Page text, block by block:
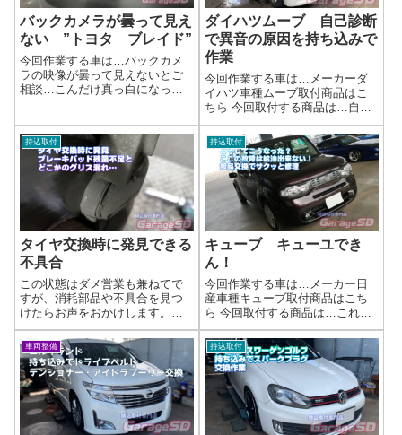
バックカメラが曇って見え
ない ”トヨタ ブレイド”
今回作業する車は…バックカメ
ラの映像が曇って見えないとご
相談…こんだけ真っ白になって
はこちら今回の商品は…トヨタ
純正かな？作業写真取り敢えず
レンズが真っ白でバック画像が
まったく見...
ダイハツムーブ 自己診断
で異音の原因を持ち込みで
作業
今回作業する車は…メーカーダ
イハツ車種ムーブ取付商品はこ
ちら 今回取付する商品は…自己
診断で持ち込みですね作業写真
交換完了作業完了持ち込みでの
車両整備はガレージＳＤにお任
せください(^^)/作業時間(目安)お
預かり作業です
持込取付
タイヤ交換時に発見できる
不具合
この状態はダメ営業も兼ねてで
すが、消耗部品や不具合を見つ
けたらお声をおかけします。車
種情報メーカー車種型式ホンダ
症状としてはホイールが油の痕
で汚れている場合は、どこかの
ブーツが破けてグリスが漏れて
いる事を疑いましょう( ﾟДﾟ)回転
する部分...
持込取付
キューブ キューユでき
ん！
今回作業する車は…メーカー日
産車種キューブ取付商品はこち
ら 今回取付する商品は…これだ
け見たらなにか分からない…作
業写真ガソリン窃盗にでも遭っ
たのか…ここがこんな破損のし
かたするのは何でだろう？('ω')作
業完了ガソリン注入口の開閉を
確認す...
車両整備 持込取付